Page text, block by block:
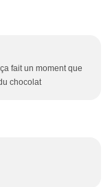
fait un moment que
chocolat